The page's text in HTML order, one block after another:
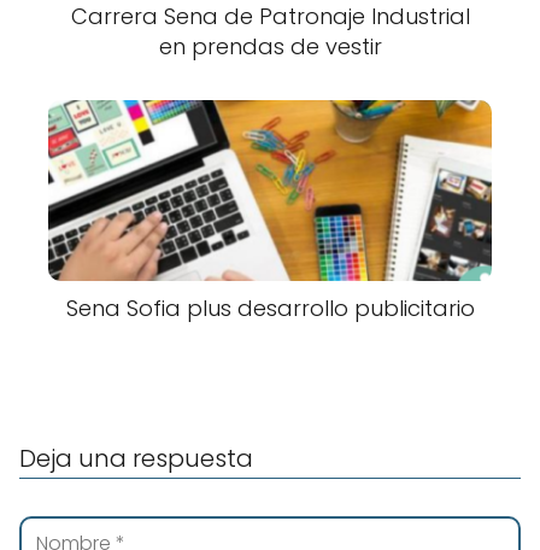
Carrera Sena de Patronaje Industrial
en prendas de vestir
Sena Sofia plus desarrollo publicitario
Deja una respuesta